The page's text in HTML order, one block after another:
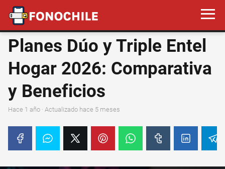
Planes Dúo y Triple Entel
Hogar 2026: Comparativa
y Beneficios
hace 1 año · Actualizado hace 5 meses